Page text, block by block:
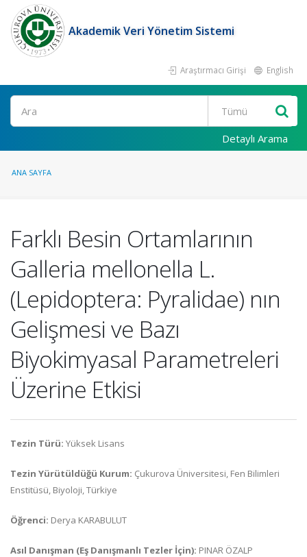
Akademik Veri Yönetim Sistemi
Araştırmacı Girişi English
Ara
Detaylı Arama
ANA SAYFA
Farklı Besin Ortamlarının
Galleria mellonella L.
(Lepidoptera: Pyralidae) nın
Gelişmesi ve Bazı
Biyokimyasal Parametreleri
Üzerine Etkisi
Tezin Türü: Yüksek Lisans
Tezin Yürütüldüğü Kurum: Çukurova Üniversitesi, Fen Bilimleri
Enstitüsü, Biyoloji, Türkiye
Öğrenci: Derya KARABULUT
Asıl Danışman (Eş Danışmanlı Tezler İçin): PINAR ÖZALP